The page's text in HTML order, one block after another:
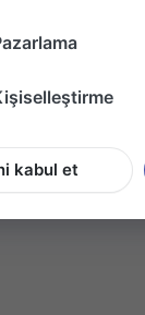
KOLU (1994-2006)
kabul et